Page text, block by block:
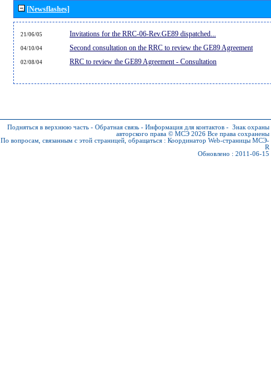
[Newsflashes]
21/06/05 Invitations for the RRC-06-Rev.GE89 dispatched...
04/10/04 Second consultation on the RRC to review the GE89 Agreement
02/08/04 RRC to review the GE89 Agreement - Consultation
Подняться в верхнюю часть - Обратная связь - Информация для контактов - Знак охраны
авторского права © МСЭ 2026 Все права сохранены
По вопросам, связанным с этой страницей, обращаться : Координатор Web-страницы МСЭ-
R
Обновлено : 2011-06-15